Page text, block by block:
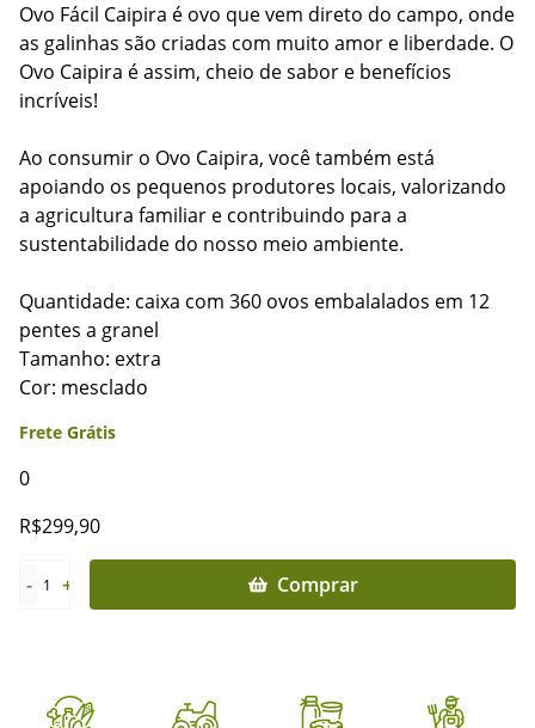
Ovo Fácil Caipira é ovo que vem direto do campo, onde
as galinhas são criadas com muito amor e liberdade. O
Ovo Caipira é assim, cheio de sabor e benefícios
incríveis!
Ao consumir o Ovo Caipira, você também está
apoiando os pequenos produtores locais, valorizando
a agricultura familiar e contribuindo para a
sustentabilidade do nosso meio ambiente.
Quantidade: caixa com 360 ovos embalalados em 12
pentes a granel
Tamanho: extra
Cor: mesclado
Frete Grátis
0
R$299,90
- 1 + Comprar